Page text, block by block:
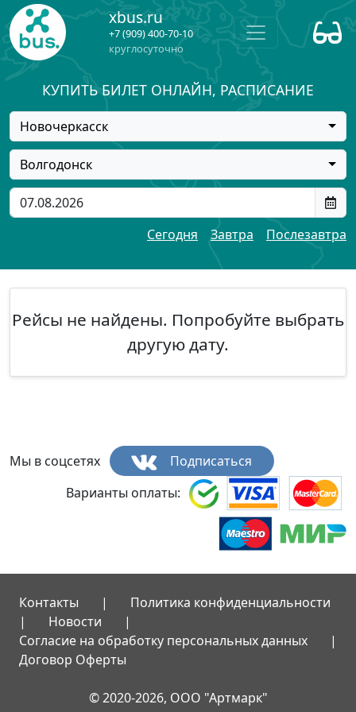
xbus.ru
+7 (909) 400-70-10
круглосуточно
КУПИТЬ БИЛЕТ ОНЛАЙН, РАСПИСАНИЕ
Новочеркасск
Волгодонск
Сегодня Завтра Послезавтра
Рейсы не найдены. Попробуйте выбрать
другую дату.
Мы в соцсетях
Подписаться
Варианты оплаты:
Контакты |
Политика конфиденциальности
|
Новости
|
Согласие на обработку персональных данных
|
Договор Оферты
© 2020-2026, ООО "Артмарк"